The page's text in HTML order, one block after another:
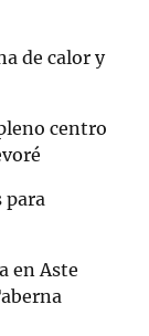
de calor y
centro
para
en Aste